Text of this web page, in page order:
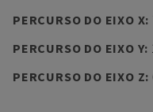
PERCURSO DO EIXO X:
PERCURSO DO EIXO Y:
PERCURSO DO EIXO Z: